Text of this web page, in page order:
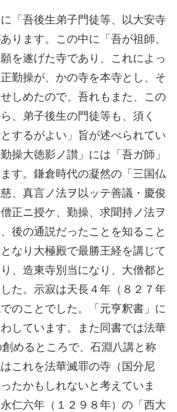
「吾後生弟子門徒等、以大安寺
ます。この中に「吾が祖師、
を遂げた寺であり、これによっ
勤操が、かの寺を本寺とし、そ
しめたので、吾れもまた、この
、弟子後生の門徒等も、須く
するがよい」旨が述べられてい
操大徳影ノ讃」には「吾ガ師」
す。鎌倉時代の凝然の「三国仏
、真言ノ法ヲ以ッテ善議・慶俊
正ニ授ケ、勤操、求聞持ノ法ヲ
後の通説だったことを知ること
なり大極殿で最勝王経を講じて
、造東寺別当になり、大僧都と
た。示寂は天長４年（８２７年
のことでした。「元亨釈書」に
しています。また同書では法華
めるところで、石淵八講と称
これを法華滅罪の寺（国分尼
たかもしれないと考えていま
仁六年（１２９８年）の「西大